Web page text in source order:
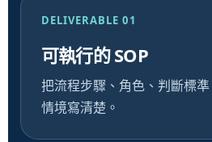
DELIVERABLE 01
可執行的 SOP
把流程步驟、角色、判斷標
情境寫清楚。